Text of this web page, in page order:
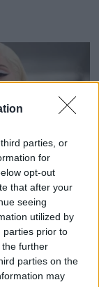
parties, or
for
opt-out
that after your
seeing
utilized by
parties prior to
further
parties on the
may
avec